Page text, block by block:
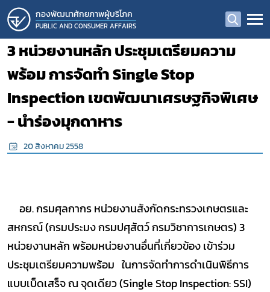
กองพัฒนาศักยภาพผู้บริโภค
PUBLIC AND CONSUMER AFFAIRS
3 หน่วยงานหลัก ประชุมเตรียมความ
พร้อม การจัดทำ Single Stop
Inspection เขตพัฒนาเศรษฐกิจพิเศษ
- นำร่องมุกดาหาร
20 สิงหาคม 2558
อย. กรมศุลกากร หน่วยงานสังกัดกระทรวงเกษตรและ
สหกรณ์ (กรมประมง กรมปศุสัตว์ กรมวิชาการเกษตร) 3
หน่วยงานหลัก พร้อมหน่วยงานอื่นที่เกี่ยวข้อง เข้าร่วม
ประชุมเตรียมความพร้อม ในการจัดทำการดำเนินพิธีการ
แบบเบ็ดเสร็จ ณ จุดเดียว (Single Stop Inspection: SSI)